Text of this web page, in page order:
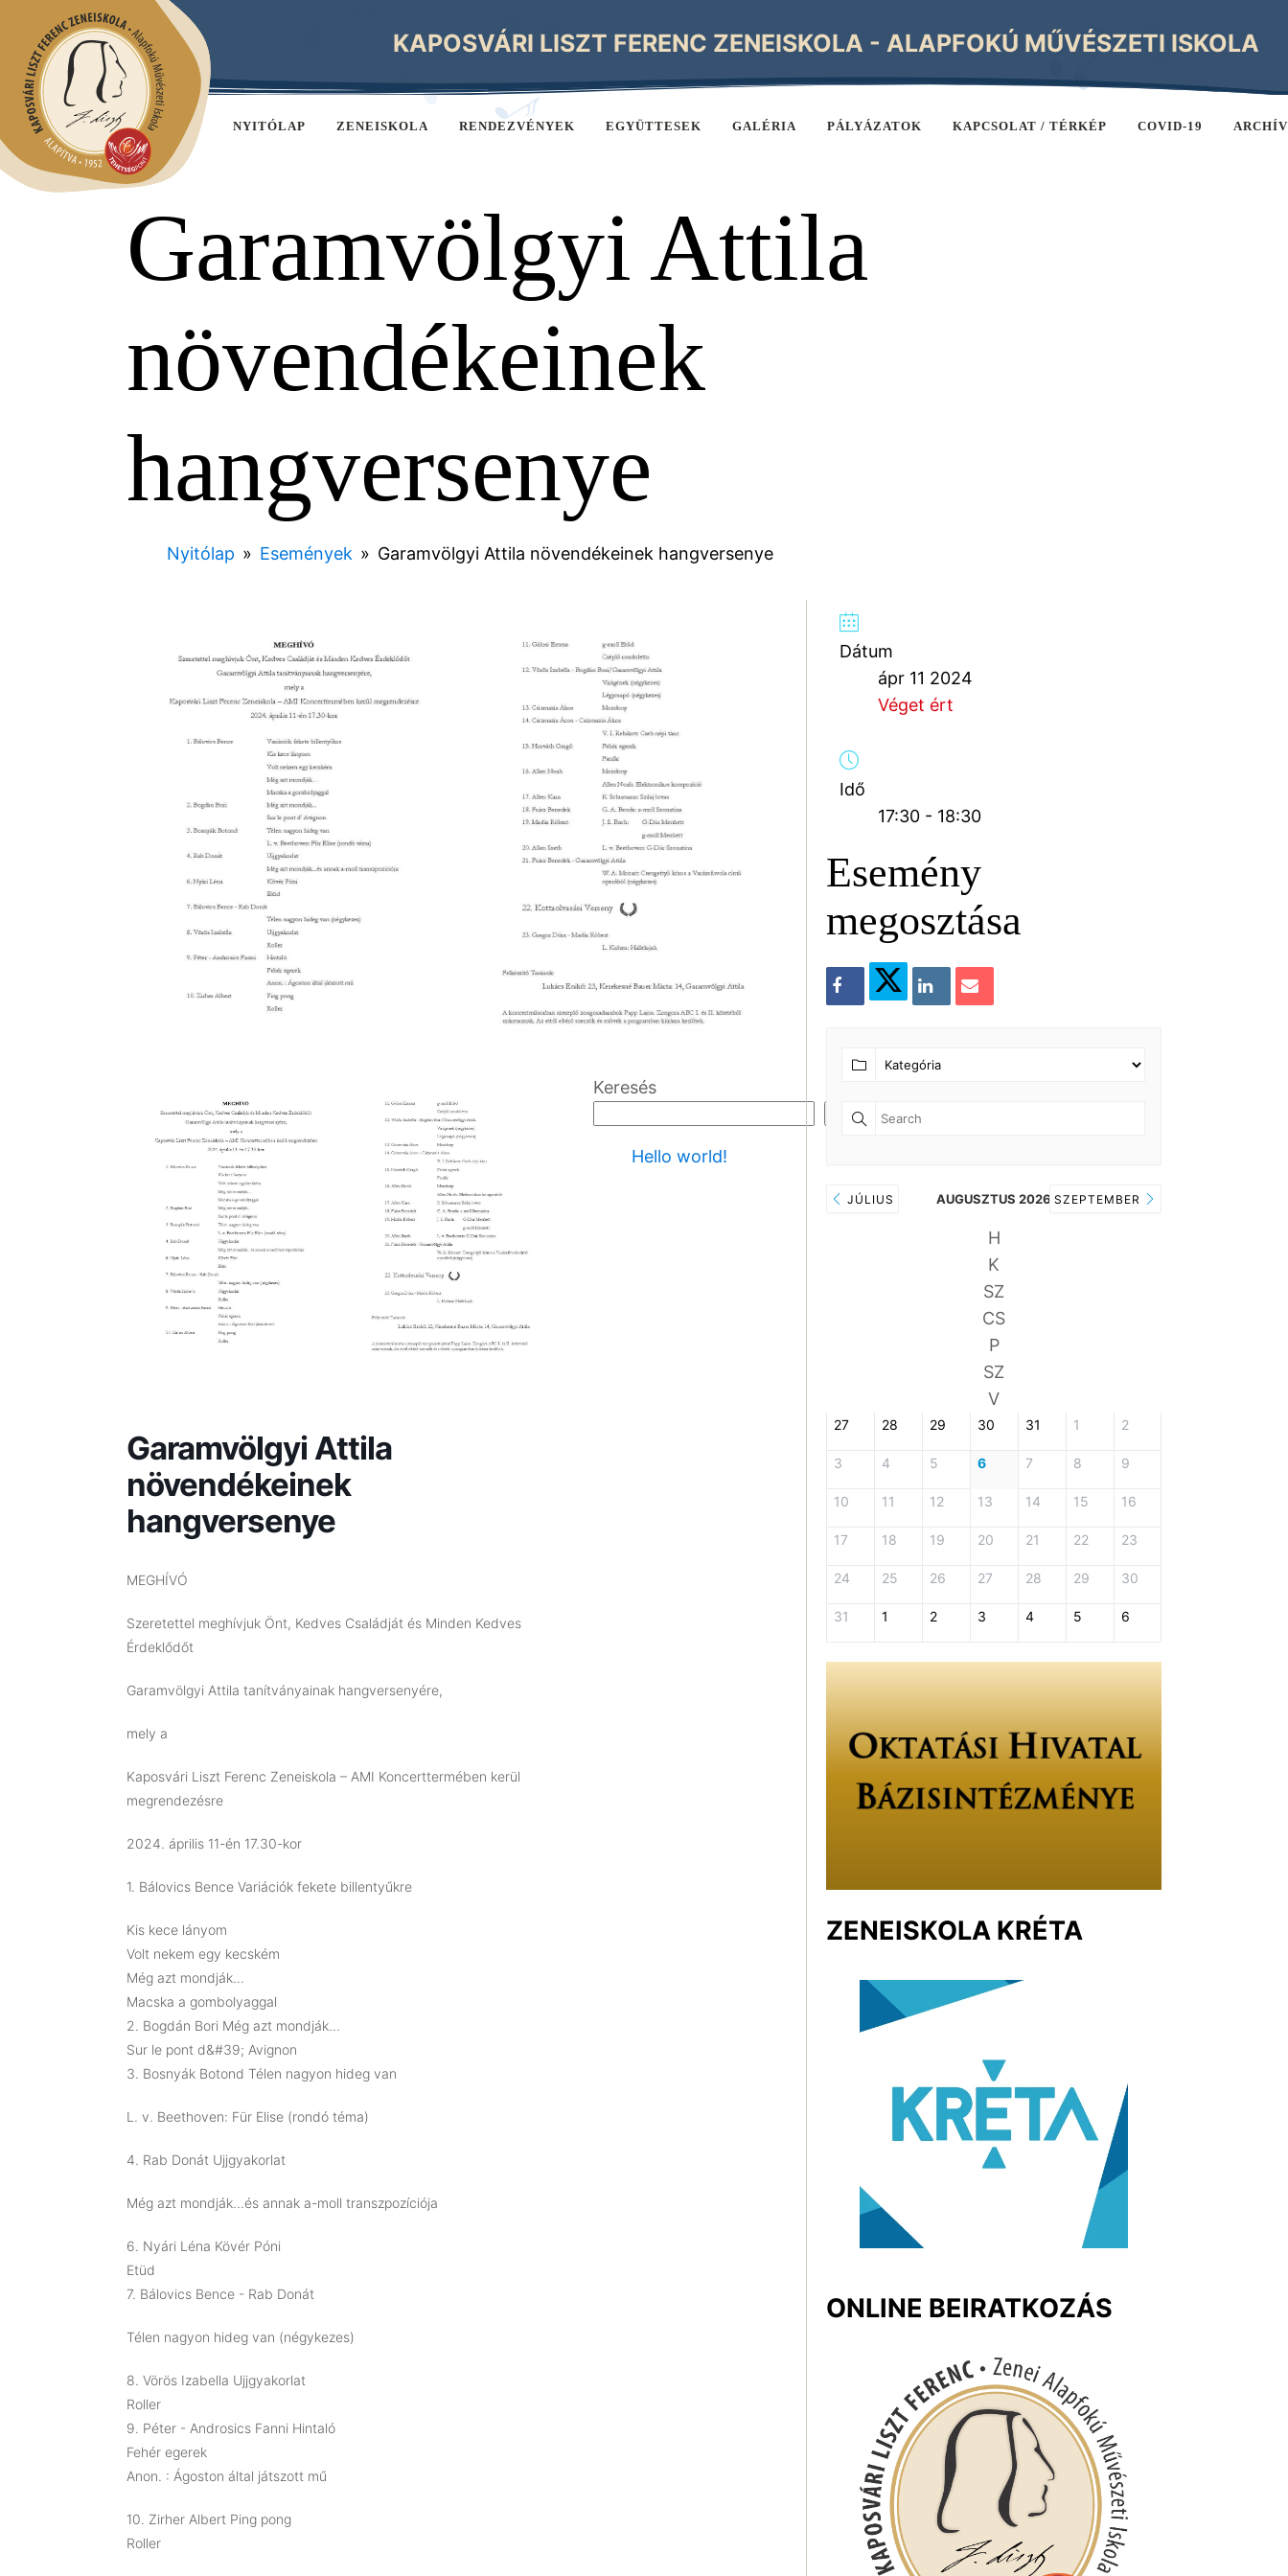
KAPOSVÁRI LISZT FERENC ZENEISKOLA - ALAPFOKÚ MŰVÉSZETI ISKOLA
NYITÓLAP ZENEISKOLA RENDEZVÉNYEK EGYÜTTESEK GALÉRIA PÁLYÁZATOK KAPCSOLAT / TÉRKÉP COVID-19
Garamvölgyi Attila
növendékeinek
hangversenye
Nyitólap » Események » Garamvölgyi Attila növendékeinek hangversenye
Garamvölgyi Attila
növendékeinek
hangversenye
MEGHÍVÓ
Szeretettel meghívjuk Önt, Kedves Családját és Minden Kedves
Érdeklődőt
Garamvölgyi Attila tanítványainak hangversenyére,
mely a
Kaposvári Liszt Ferenc Zeneiskola – AMI Koncerttermében kerül
megrendezésre
2024. április 11-én 17.30-kor
1. Bálovics Bence Variációk fekete billentyűkre
Kis kece lányom
Volt nekem egy kecském
Még azt mondják…
Macska a gombolyaggal
2. Bogdán Bori Még azt mondják...
Sur le pont d&#39; Avignon
3. Bosnyák Botond Télen nagyon hideg van
L. v. Beethoven: Für Elise (rondó téma)
4. Rab Donát Ujjgyakorlat
Még azt mondják...és annak a-moll transzpozíciója
6. Nyári Léna Kövér Póni
Etüd
7. Bálovics Bence - Rab Donát
Télen nagyon hideg van (négykezes)
8. Vörös Izabella Ujjgyakorlat
Roller
9. Péter - Androsics Fanni Hintaló
Fehér egerek
Anon. : Ágoston által játszott mű
10. Zirher Albert Ping pong
Roller
Keresés
Keresés
Hello world!
Dátum
ápr 11 2024
Véget ért
Idő
17:30 - 18:30
Esemény
megosztása
JÚLIUS AUGUSZTUS 2026 SZEPTEMBER
H
K
SZ
CS
P
SZ
V
27 28 29 30 31 1 2
3 4 5 6 7 8 9
10 11 12 13 14 15 16
17 18 19 20 21 22 23
24 25 26 27 28 29 30
31 1 2 3 4 5 6
ZENEISKOLA KRÉTA
ONLINE BEIRATKOZÁS